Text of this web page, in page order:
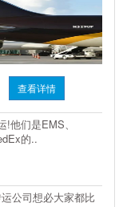
查看详情
他们是EMS、
的..
公司想必大家都比